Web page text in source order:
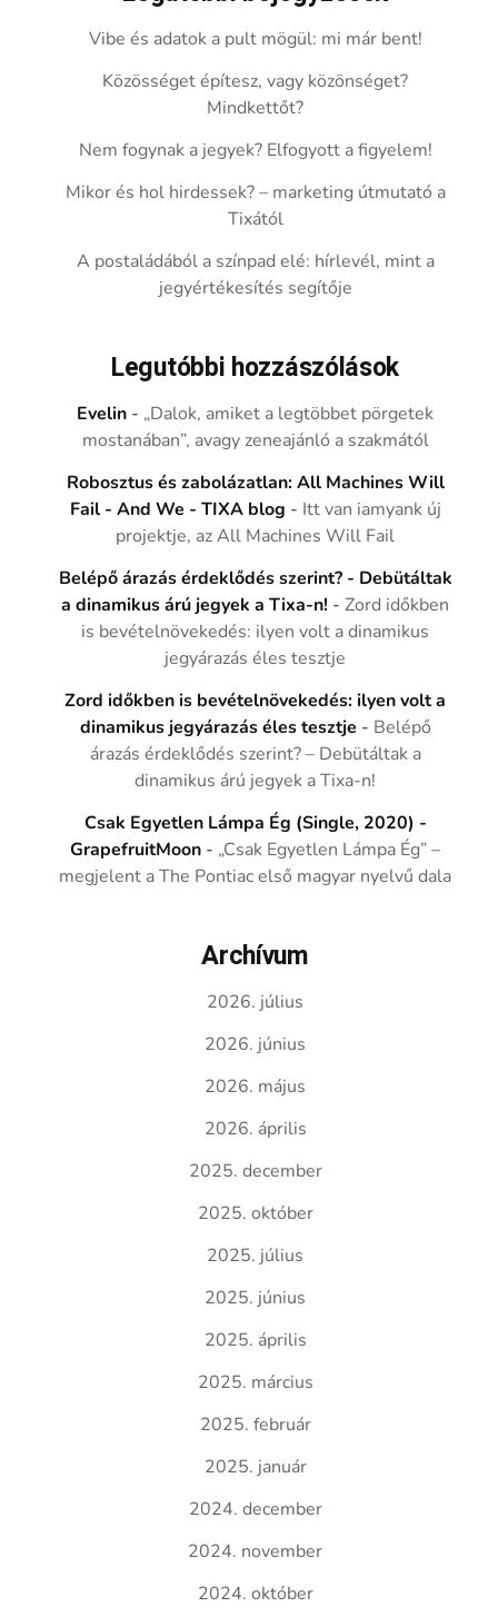
Vibe és adatok a pult mögül: mi már bent!
Közösséget építesz, vagy közönséget?
Mindkettőt?
Nem fogynak a jegyek? Elfogyott a figyelem!
Mikor és hol hirdessek? – marketing útmutató a
Tixától
A postaládából a színpad elé: hírlevél, mint a
jegyértékesítés segítője
Legutóbbi hozzászólások
Evelin - „Dalok, amiket a legtöbbet pörgetek
mostanában”, avagy zeneajánló a szakmától
Robosztus és zabolázatlan: All Machines Will
Fail - And We - TIXA blog - Itt van iamyank új
projektje, az All Machines Will Fail
Belépő árazás érdeklődés szerint? - Debütáltak
a dinamikus árú jegyek a Tixa-n! -Zord időkben
is bevételnövekedés: ilyen volt a dinamikus
jegyárazás éles tesztje
Zord időkben is bevételnövekedés: ilyen volt a
dinamikus jegyárazás éles tesztje - Belépő
árazás érdeklődés szerint? – Debütáltak a
dinamikus árú jegyek a Tixa-n!
Csak Egyetlen Lámpa Ég (Single, 2020) -
GrapefruitMoon - „Csak Egyetlen Lámpa Ég” –
megjelent a The Pontiac első magyar nyelvű dala
Archívum
2026. július
2026. június
2026. május
2026. április
2025. december
2025. október
2025. július
2025. június
2025. április
2025. március
2025. február
2025. január
2024. december
2024. november
2024. október